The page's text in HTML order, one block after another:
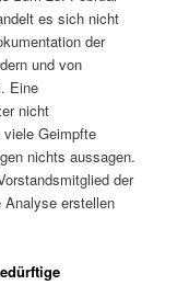
es sich nicht
der
und von
Eine
nicht
Geimpfte
nichts aussagen.
der
erstellen